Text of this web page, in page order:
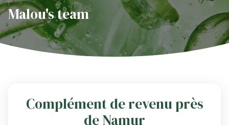
Malou's team
Complément de revenu près
de Namur